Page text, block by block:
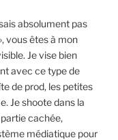
absolument pas
vous êtes à mon
Je vise bien
avec ce type de
de prod, les petites
Je shoote dans la
cachée,
médiatique pour